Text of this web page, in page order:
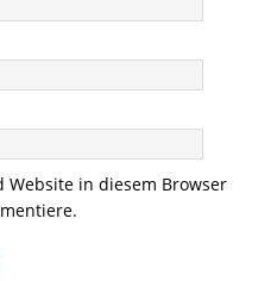
Website in diesem Browser